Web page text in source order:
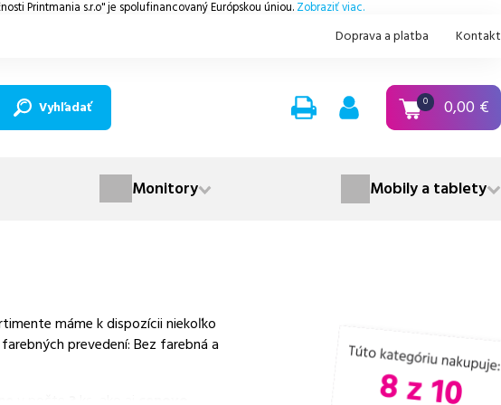
Printmania s.r.o" je spolufinancovaný Európskou úniou. Zobraziť viac.
Doprava a platba Kontakt
Vyhľadať 0 0,00 €
Monitory Mobily a tablety
máme k dispozícii niekoľko
prevedení: Bez farebná a